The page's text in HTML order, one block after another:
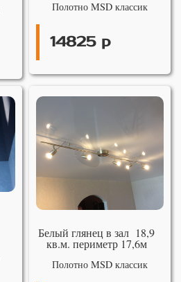
Полотно MSD классик
14825 р
Белый глянец в зал 18,9
кв.м. периметр 17,6м
Полотно MSD классик